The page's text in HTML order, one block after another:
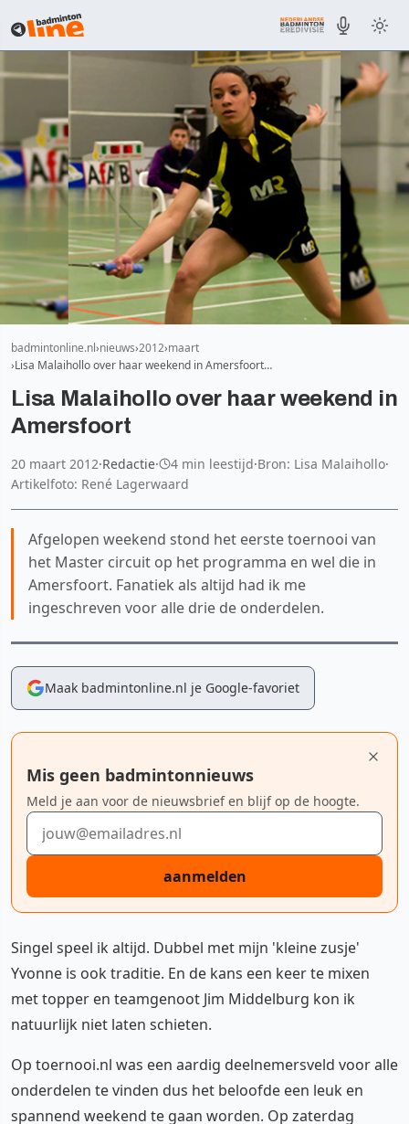
badmintonline.nl nieuws 2012 maart
Lisa Malaihollo over haar weekend in Amersfoort…
Lisa Malaihollo over haar weekend in
Amersfoort
20 maart 2012·Redactie· 4 min leestijd·Bron: Lisa Malaihollo·
Artikelfoto: René Lagerwaard
Afgelopen weekend stond het eerste toernooi van
het Master circuit op het programma en wel die in
Amersfoort. Fanatiek als altijd had ik me
ingeschreven voor alle drie de onderdelen.
Maak badmintonline.nl je Google-favoriet
Mis geen badmintonnieuws
Meld je aan voor de nieuwsbrief en blijf op de hoogte.
E-mailadres
aanmelden
Singel speel ik altijd. Dubbel met mijn 'kleine zusje'
Yvonne is ook traditie. En de kans een keer te mixen
met topper en teamgenoot Jim Middelburg kon ik
natuurlijk niet laten schieten.
Op toernooi.nl was een aardig deelnemersveld voor alle
onderdelen te vinden dus het beloofde een leuk en
spannend weekend te gaan worden. Op zaterdag